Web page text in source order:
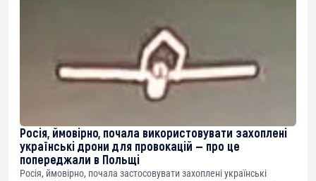
Росія, ймовірно, почала використовувати захоплені
українські дрони для провокацій — про це
попереджали в Польщі
Росія, ймовірно, почала застосовувати захоплені українські